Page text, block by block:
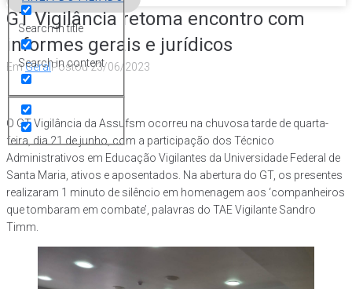
Search in title
Search in content
GT Vigilância retoma encontro com
informes gerais e jurídicos
EmGeral Postou23/06/2023
O GT Vigilância da Assufsm ocorreu na chuvosa tarde de quarta-
feira, dia 21 de junho, com a participação dos Técnico
Administrativos em Educação Vigilantes da Universidade Federal de
Santa Maria, ativos e aposentados. Na abertura do GT, os presentes
realizaram 1 minuto de silêncio em homenagem aos ‘companheiros
que tombaram em combate’, palavras do TAE Vigilante Sandro
Timm.